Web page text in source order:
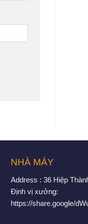
NHÀ MÁY
Address : 36 Hiệp
Định vị xưởng:
https://share.google/